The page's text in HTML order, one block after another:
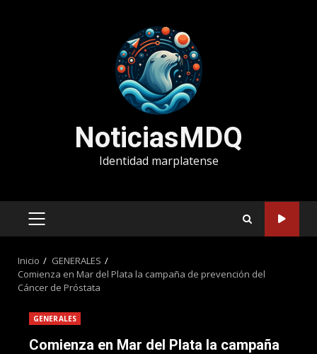
NoticiasMDQ
Identidad marplatense
MENÚ
Inicio
GENERALES
Comienza en Mar del Plata la campaña de prevención del
Cáncer de Próstata
GENERALES
Comienza en Mar del Plata la campaña